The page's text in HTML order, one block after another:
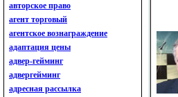
авторское право
агент торговый
агентское вознаграждение
адаптация цены
адвер-гейминг
адвергейминг
адресная рассылка